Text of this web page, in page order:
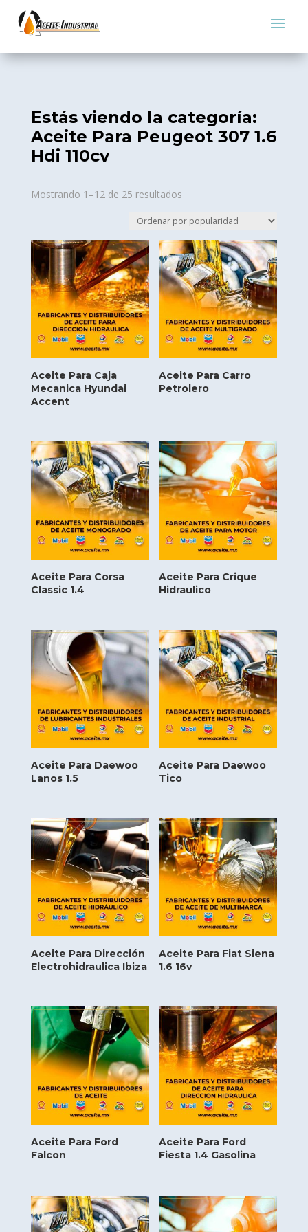
Estás viendo la categoría:
Aceite Para Peugeot 307 1.6
Hdi 110cv
Mostrando 1–12 de 25 resultadosSorted
popularity
Aceite Para Caja
Mecanica Hyundai
Accent
Aceite Para Carro
Petrolero
Aceite Para Corsa
Classic 1.4
Aceite Para Crique
Hidraulico
Aceite Para Daewoo
Lanos 1.5
Aceite Para Daewoo
Tico
Aceite Para Dirección
Electrohidraulica Ibiza
Aceite Para Fiat Siena
1.6 16v
Aceite Para Ford
Falcon
Aceite Para Ford
Fiesta 1.4 Gasolina